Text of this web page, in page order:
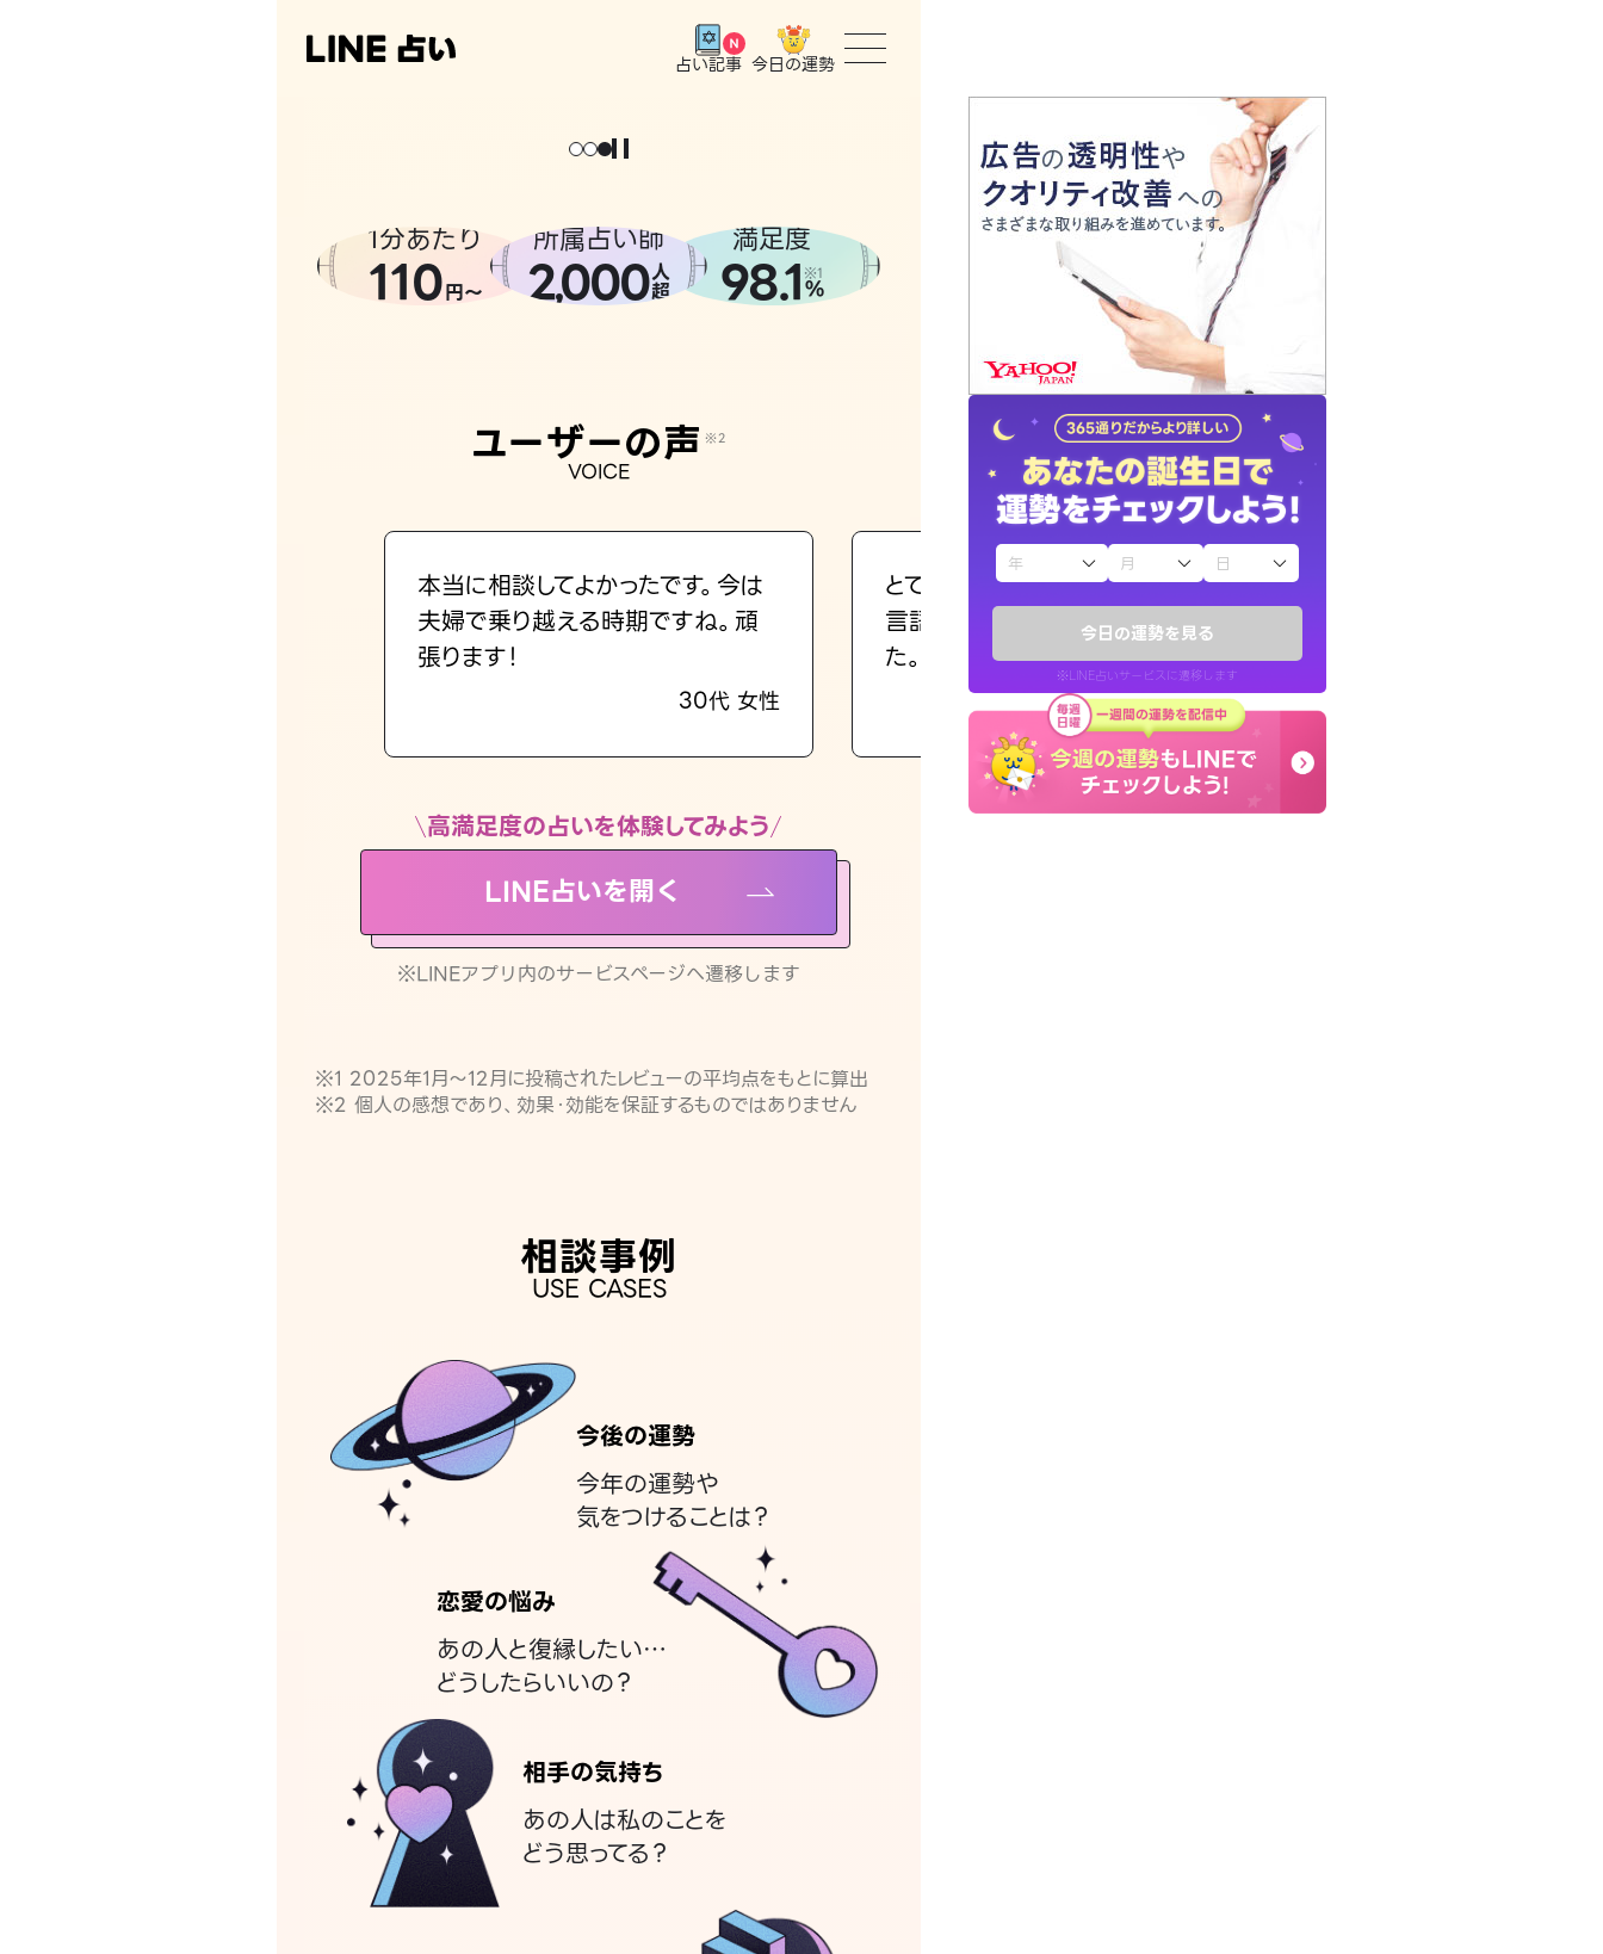
今日の運勢を見る
※LINE占いサービスに遷移します
占い記事 今日の運勢
トップ
ユーザーの声
占いの流れ
おすすめの占い師
よくある質問
えもじの子（占）12星座占い
お知らせ
。
1分あたり
110円〜
所属占い師
2,000人
超
満足度
98.1 ※1
%
ユーザーの声 ※2
VOICE
本当に相談してよかったです。今は
夫婦で乗り越える時期ですね。頑
張ります！
30代 女性
とても的確で感じていた違和感を
言語化してくれたので腑に落ちまし
た。
30代 女性
高満足度の占いを体験してみよう
LINE占いを開く
※LINEアプリ内のサービスページへ遷移します
※1 2025年1月〜12月に投稿されたレビューの平均点をもとに算出
※2 個人の感想であり、効果・効能を保証するものではありません
相談事例
USE CASES
今後の運勢
今年の運勢や
気をつけることは？
恋愛の悩み
あの人と復縁したい…
どうしたらいいの？
相手の気持ち
あの人は私のことを
どう思ってる？